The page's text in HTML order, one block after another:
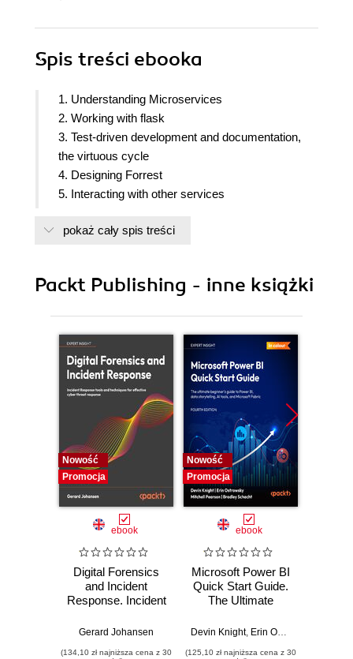
Spis treści ebooka
1. Understanding Microservices
2. Working with flask
3. Test-driven development and documentation,
the virtuous cycle
4. Designing Forrest
5. Interacting with other services
7. Securing your services
10. Dockerizing your services
pokaż cały spis treści
Packt Publishing - inne książki
Nowość
Promocja
ebook
Digital Forensics
and Incident
Response. Incident
and techniques for
Gerard Johansen
(134,10 zł najniższa cena z 30
Nowość
Promocja
ebook
Microsoft Power BI
Quick Start Guide.
The Ultimate
to Power BI, Data
Devin Knight, Erin Ostrowsky
(125,10 zł najniższa cena z 30